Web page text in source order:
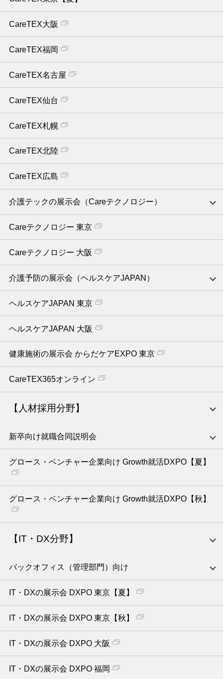
CareTEX大阪
CareTEX福岡
CareTEX名古屋
CareTEX仙台
CareTEX札幌
CareTEX北陸
CareTEX広島
介護テックの展示会（Careテクノロジー）
Careテクノロジー 東京
Careテクノロジー 大阪
介護予防の展示会（ヘルスケアJAPAN）
ヘルスケアJAPAN 東京
ヘルスケアJAPAN 大阪
健康施術の展示会 からだケアEXPO 東京
CareTEX365オンライン
【人材採用分野】
新卒向け就職合同説明会
グロース・ベンチャー企業向け Growth就活DXPO【夏】
グロース・ベンチャー企業向け Growth就活DXPO【秋】
【IT・DX分野】
バックオフィス（管理部門）向け
IT・DXの展示会 DXPO 東京【夏】
IT・DXの展示会 DXPO 東京【秋】
IT・DXの展示会 DXPO 大阪
IT・DXの展示会 DXPO 福岡